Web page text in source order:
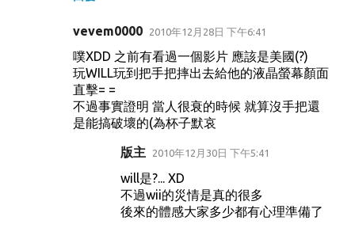
vevem0000 2010年12月28日 下午6:41
噗XDD 之前有看過一個影片 應該是美國(?)
玩WILL玩到把手把摔出去給他的液晶螢幕顏面
直擊= =
不過事實證明 當人很衰的時候 就算沒手把還
是能搞破壞的(為杯子默哀
版主 2010年12月30日 下午5:41
will是?... XD
不過wii的災情是真的很多
後來的體感大家多少都有心理準備了